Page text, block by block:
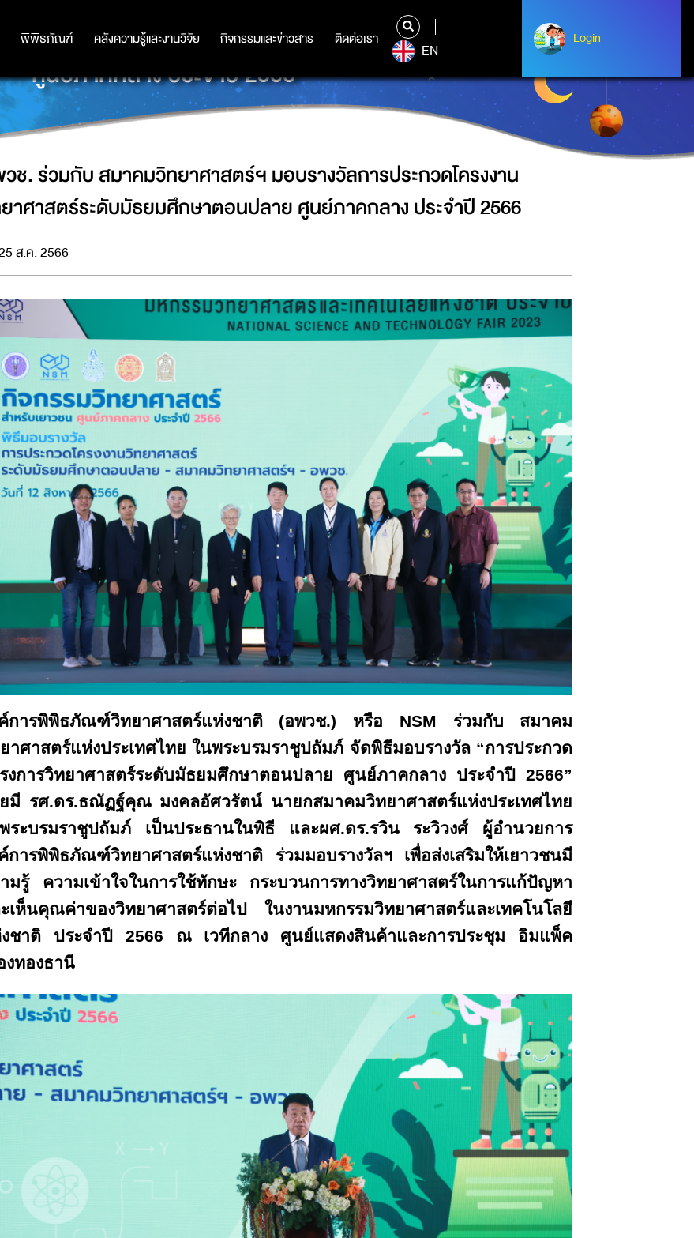
พิพิธภัณฑ์ คลังความรู้และงานวิจัย กิจกรรมและข่าวสาร ติดต่อเรา
พิพิธภัณฑ์ คลังความรู้และงานวิจัย กิจกรรมและข่าวสาร ติดต่อเรา
EN
Login
Login
บรางวัลการประกวดโครงงานวิทยาศาสตร์ระดับมัธยมศึกษาตอนปลาย
ศูนย์ภาคกลาง ประจำปี 2566
ช. ร่วมกับ สมาคมวิทยาศาสตร์ฯ มอบรางวัลการประกวดโครงงาน
าศาสตร์ระดับมัธยมศึกษาตอนปลาย ศูนย์ภาคกลาง ประจำปี 2566
ส.ค. 2566
การพิพิธภัณฑ์วิทยาศาสตร์แห่งชาติ (อพวช.) หรือ NSM ร่วมกับ สมาคม
าศาสตร์แห่งประเทศไทย ในพระบรมราชูปถัมภ์ จัดพิธีมอบรางวัล “การประกวด
งการวิทยาศาสตร์ระดับมัธยมศึกษาตอนปลาย ศูนย์ภาคกลาง ประจำปี 2566”
มี รศ.ดร.ธณัฏฐ์คุณ มงคลอัศวรัตน์ นายกสมาคมวิทยาศาสตร์แห่งประเทศไทย
ระบรมราชูปถัมภ์ เป็นประธานในพิธี และผศ.ดร.รวิน ระวิวงศ์ ผู้อำนวยการ
การพิพิธภัณฑ์วิทยาศาสตร์แห่งชาติ ร่วมมอบรางวัลฯ เพื่อส่งเสริมให้เยาวชนมี
มรู้ ความเข้าใจในการใช้ทักษะ กระบวนการทางวิทยาศาสตร์ในการแก้ปัญหา
เห็นคุณค่าของวิทยาศาสตร์ต่อไป ในงานมหกรรมวิทยาศาสตร์และเทคโนโลยี
ชาติ ประจำปี 2566 ณ เวทีกลาง ศูนย์แสดงสินค้าและการประชุม อิมแพ็ค
งทองธานี